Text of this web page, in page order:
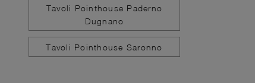
Tavoli Pointhouse Paderno
Dugnano
Tavoli Pointhouse Saronno